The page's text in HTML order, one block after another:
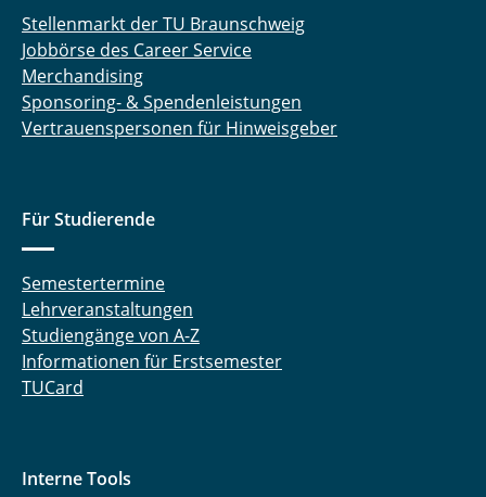
Stellenmarkt der TU Braunschweig
Jobbörse des Career Service
Merchandising
Sponsoring- & Spendenleistungen
Vertrauenspersonen für Hinweisgeber
Für Studierende
Semestertermine
Lehrveranstaltungen
Studiengänge von A-Z
Informationen für Erstsemester
TUCard
Interne Tools